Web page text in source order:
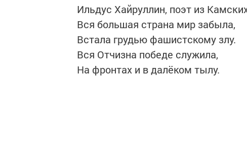
Ильдус Хайруллин, поэт из
Вся большая страна мир забыла,
Встала грудью фашистскому злу.
Вся Отчизна победе служила,
На фронтах и в далёком тылу.